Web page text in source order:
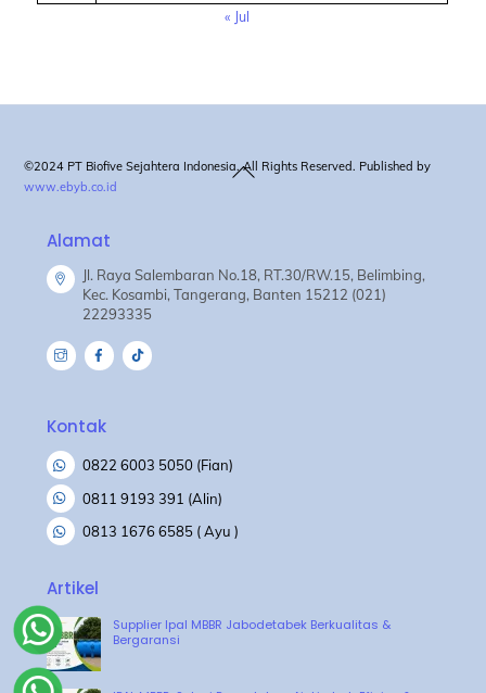
« Jul
Back
©2024 PT Biofive Sejahtera Indonesia. All Rights Reserved. Published by
www.ebyb.co.id
Alamat
Jl. Raya Salembaran No.18, RT.30/RW.15, Belimbing,
Kec. Kosambi, Tangerang, Banten 15212 (021)
22293335
Kontak
0822 6003 5050 (Fian)
0811 9193 391 (Alin)
0813 1676 6585 ( Ayu )
Artikel
Supplier Ipal MBBR Jabodetabek Berkualitas &
Bergaransi